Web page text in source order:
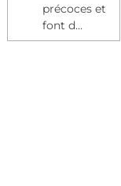
précoces et
font d...